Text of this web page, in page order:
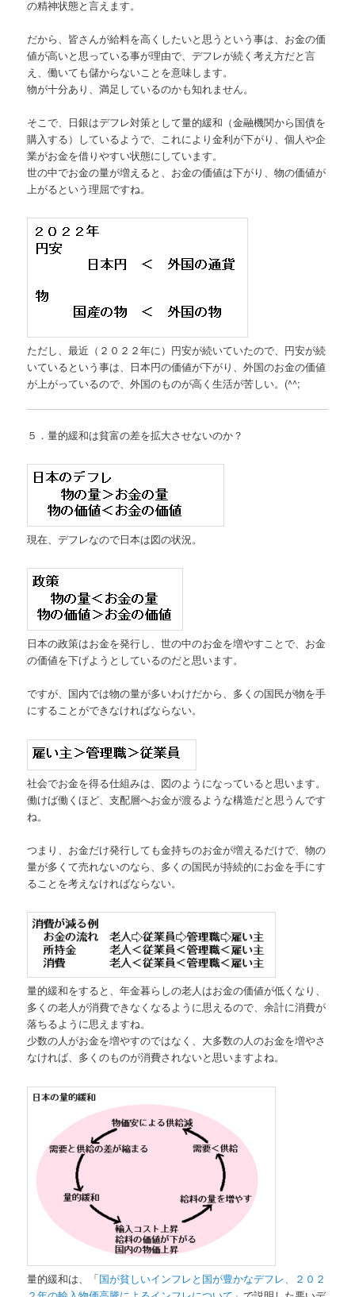
の精神状態と言えます。
だから、皆さんが給料を高くしたいと思うという事は、お金の価
値が高いと思っている事が理由で、デフレが続く考え方だと言
え、働いても儲からないことを意味します。
物が十分あり、満足しているのかも知れません。
そこで、日銀はデフレ対策として量的緩和（金融機関から国債を
購入する）しているようで、これにより金利が下がり、個人や企
業がお金を借りやすい状態にしています。
世の中でお金の量が増えると、お金の価値は下がり、物の価値が
上がるという理屈ですね。
ただし、最近（２０２２年に）円安が続いていたので、円安が続
いているという事は、日本円の価値が下がり、外国のお金の価値
が上がっているので、外国のものが高く生活が苦しい。(^^;
５．量的緩和は貧富の差を拡大させないのか？
現在、デフレなので日本は図の状況。
日本の政策はお金を発行し、世の中のお金を増やすことで、お金
の価値を下げようとしているのだと思います。
ですが、国内では物の量が多いわけだから、多くの国民が物を手
にすることができなければならない。
社会でお金を得る仕組みは、図のようになっていると思います。
働けば働くほど、支配層へお金が渡るような構造だと思うんです
ね。
つまり、お金だけ発行しても金持ちのお金が増えるだけで、物の
量が多くて売れないのなら、多くの国民が持続的にお金を手にす
ることを考えなければならない。
量的緩和をすると、年金暮らしの老人はお金の価値が低くなり、
多くの老人が消費できなくなるように思えるので、余計に消費が
落ちるように思えますね。
少数の人がお金を増やすのではなく、大多数の人のお金を増やさ
なければ、多くのものが消費されないと思いますよね。
量的緩和は、「国が貧しいインフレと国が豊かなデフレ、２０２